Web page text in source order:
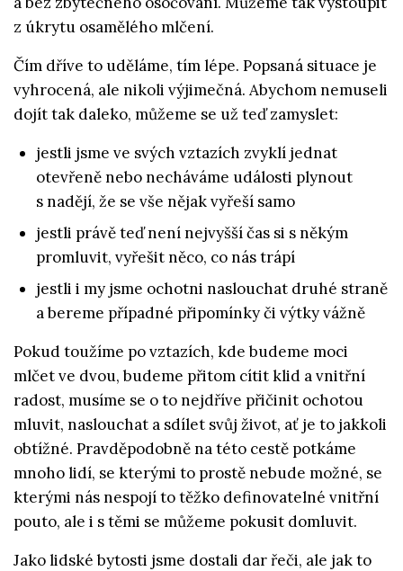
z úkrytu osamělého mlčení.
Čím dříve to uděláme, tím lépe. Popsaná situace je
vyhrocená, ale nikoli výjimečná. Abychom nemuseli
dojít tak daleko, můžeme se už teď zamyslet:
jestli jsme ve svých vztazích zvyklí jednat
otevřeně nebo necháváme události plynout
s nadějí, že se vše nějak vyřeší samo
jestli právě teď není nejvyšší čas si s někým
promluvit, vyřešit něco, co nás trápí
jestli i my jsme ochotni naslouchat druhé straně
a bereme případné připomínky či výtky vážně
Pokud toužíme po vztazích, kde budeme moci
mlčet ve dvou, budeme přitom cítit klid a vnitřní
radost, musíme se o to nejdříve přičinit ochotou
mluvit, naslouchat a sdílet svůj život, ať je to jakkoli
obtížné. Pravděpodobně na této cestě potkáme
mnoho lidí, se kterými to prostě nebude možné, se
kterými nás nespojí to těžko definovatelné vnitřní
pouto, ale i s těmi se můžeme pokusit domluvit.
Jako lidské bytosti jsme dostali dar řeči, ale jak to